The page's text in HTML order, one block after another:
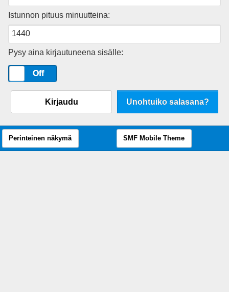
Istunnon pituus minuutteina:
Pysy aina kirjautuneena sisälle:
Off
Kirjaudu Unohtuiko salasana?
Perinteinen näkymä SMF Mobile Theme